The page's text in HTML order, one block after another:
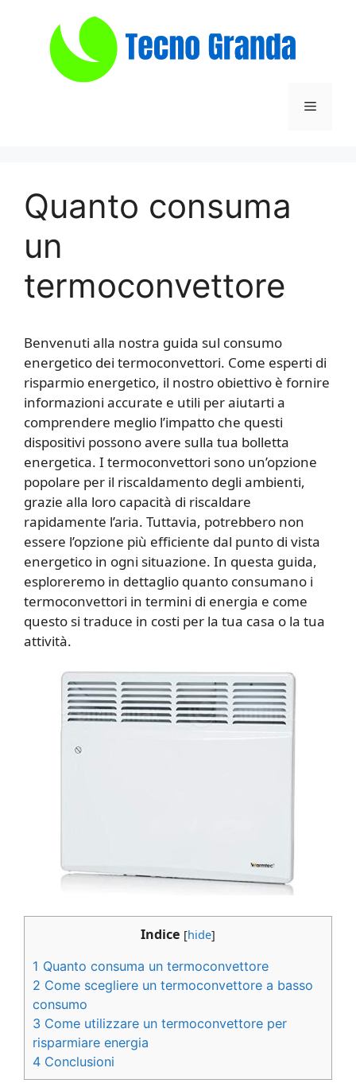
contenuto
Menu
Quanto consuma
un
termoconvettore
Benvenuti alla nostra guida sul consumo
energetico dei termoconvettori. Come esperti di
risparmio energetico, il nostro obiettivo è fornire
informazioni accurate e utili per aiutarti a
comprendere meglio l’impatto che questi
dispositivi possono avere sulla tua bolletta
energetica. I termoconvettori sono un’opzione
popolare per il riscaldamento degli ambienti,
grazie alla loro capacità di riscaldare
rapidamente l’aria. Tuttavia, potrebbero non
essere l’opzione più efficiente dal punto di vista
energetico in ogni situazione. In questa guida,
esploreremo in dettaglio quanto consumano i
termoconvettori in termini di energia e come
questo si traduce in costi per la tua casa o la tua
attività.
Indice [hide]
1 Quanto consuma un termoconvettore
2 Come scegliere un termoconvettore a basso
consumo
3 Come utilizzare un termoconvettore per
risparmiare energia
4 Conclusioni